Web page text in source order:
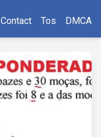
Contact Tos DMCA